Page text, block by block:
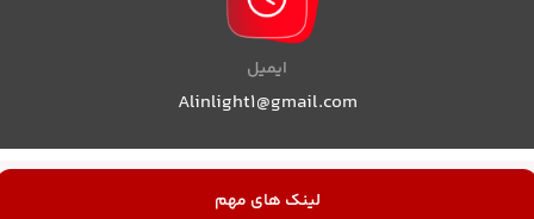
ایمیل
Alinlight1@gmail.com
لینک های مهم